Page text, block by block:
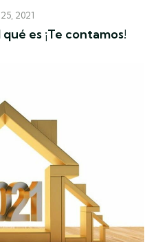
2021
es ¡Te contamos!